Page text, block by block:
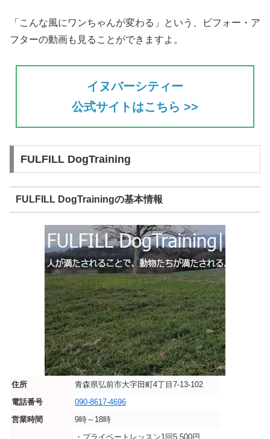
「こんな風にワンちゃんが変わる」という、ビフォー・ア
フターの動画も見ることができますよ。
イヌバーシティー
公式サイトはこちら >>
FULFILL DogTraining
FULFILL DogTrainingの基本情報
住所
青森県弘前市大字田町4丁目7-13-102
電話番号
090-8617-4696
営業時間
9時～18時
・プライベートレッスン1回5,500円